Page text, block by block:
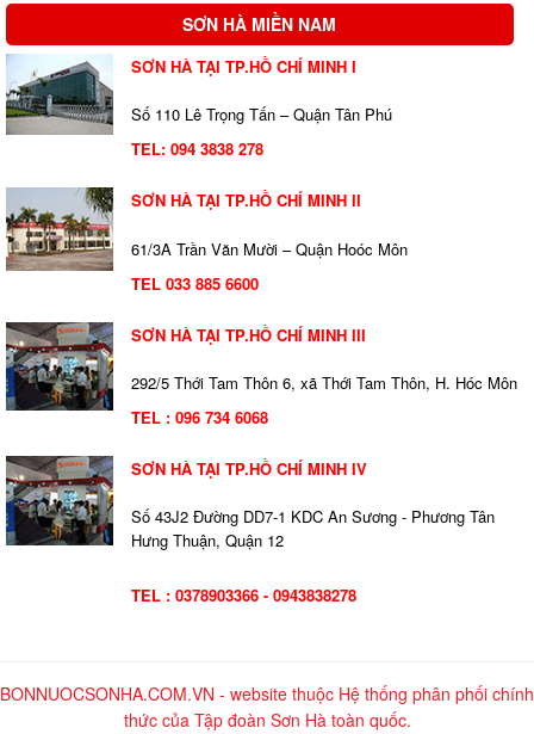
SƠN HÀ MIỀN NAM
SƠN HÀ TẠI TP.HỒ CHÍ MINH I
Số 110 Lê Trọng Tấn – Quận Tân Phú
TEL: 094 3838 278
SƠN HÀ TẠI TP.HỒ CHÍ MINH II
61/3A Trần Văn Mười – Quận Hoóc Môn
TEL 033 885 6600
SƠN HÀ TẠI TP.HỒ CHÍ MINH III
292/5 Thới Tam Thôn 6, xã Thới Tam Thôn, H. Hóc Môn
TEL : 096 734 6068
SƠN HÀ TẠI TP.HỒ CHÍ MINH IV
Số 43J2 Đường DD7-1 KDC An Sương - Phương Tân
Hưng Thuận, Quận 12
TEL : 0378903366 - 0943838278
BONNUOCSONHA.COM.VN - website thuộc Hệ thống phân phối chính
thức của Tập đoàn Sơn Hà toàn quốc.